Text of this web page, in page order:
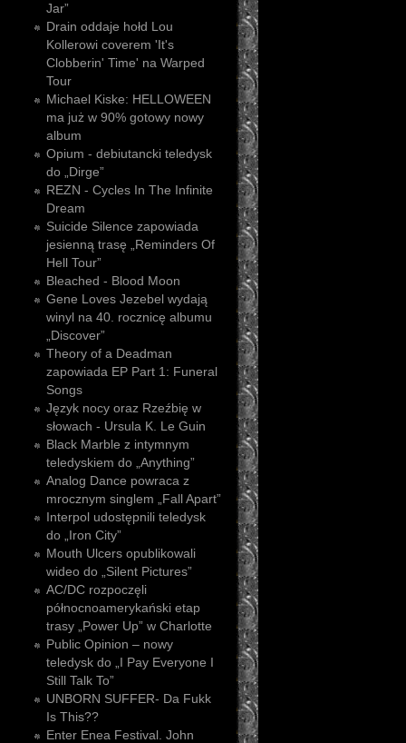
Jar”
Drain oddaje hołd Lou
Kollerowi coverem 'It's
Clobberin' Time' na Warped
Tour
Michael Kiske: HELLOWEEN
ma już w 90% gotowy nowy
album
Opium - debiutancki teledysk
do „Dirge”
REZN - Cycles In The Infinite
Dream
Suicide Silence zapowiada
jesienną trasę „Reminders Of
Hell Tour”
Bleached - Blood Moon
Gene Loves Jezebel wydają
winyl na 40. rocznicę albumu
„Discover”
Theory of a Deadman
zapowiada EP Part 1: Funeral
Songs
Język nocy oraz Rzeźbię w
słowach - Ursula K. Le Guin
Black Marble z intymnym
teledyskiem do „Anything”
Analog Dance powraca z
mrocznym singlem „Fall Apart”
Interpol udostępnili teledysk
do „Iron City”
Mouth Ulcers opublikowali
wideo do „Silent Pictures”
AC/DC rozpoczęli
północnoamerykański etap
trasy „Power Up” w Charlotte
Public Opinion – nowy
teledysk do „I Pay Everyone I
Still Talk To”
UNBORN SUFFER- Da Fukk
Is This??
Enter Enea Festival. John